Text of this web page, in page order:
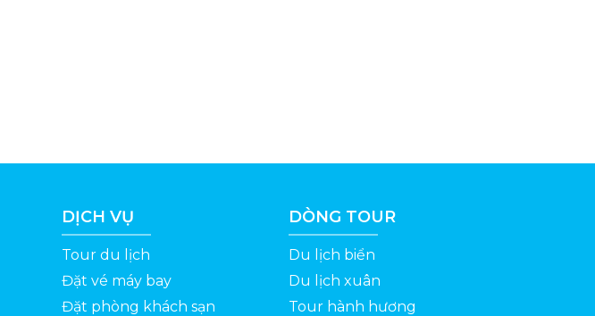
DỊCH VỤ
Tour du lịch
Đặt vé máy bay
Đặt phòng khách sạn
DÒNG TOUR
Du lịch biển
Du lịch xuân
Tour hành hương